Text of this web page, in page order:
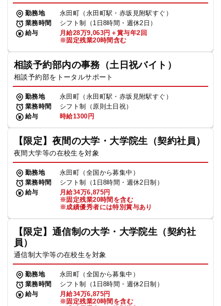
勤務地
永田町（永田町駅・赤坂見附駅すぐ）
業務時間
シフト制（1日8時間・週休2日）
給与
月給28万9,063円＋賞与年2回
※固定残業20時間含む
相談予約部内の事務（土日祝バイト）
相談予約部をトータルサポート
勤務地
永田町（永田町駅・赤坂見附駅すぐ）
業務時間
シフト制（原則土日祝）
給与
時給1300円
【限定】夜間の大学・大学院生（契約社員）
夜間大学等の在校生を対象
勤務地
永田町（全国から募集中）
業務時間
シフト制（1日8時間・週休2日制）
給与
月給34万6,875円
※固定残業20時間を含む
※成績優秀者には特別賞与あり
【限定】通信制の大学・大学院生（契約社
員）
通信制大学等の在校生を対象
勤務地
永田町（全国から募集中）
業務時間
シフト制（1日8時間・週休2日制）
給与
月給34万6,875円
※固定残業20時間を含む